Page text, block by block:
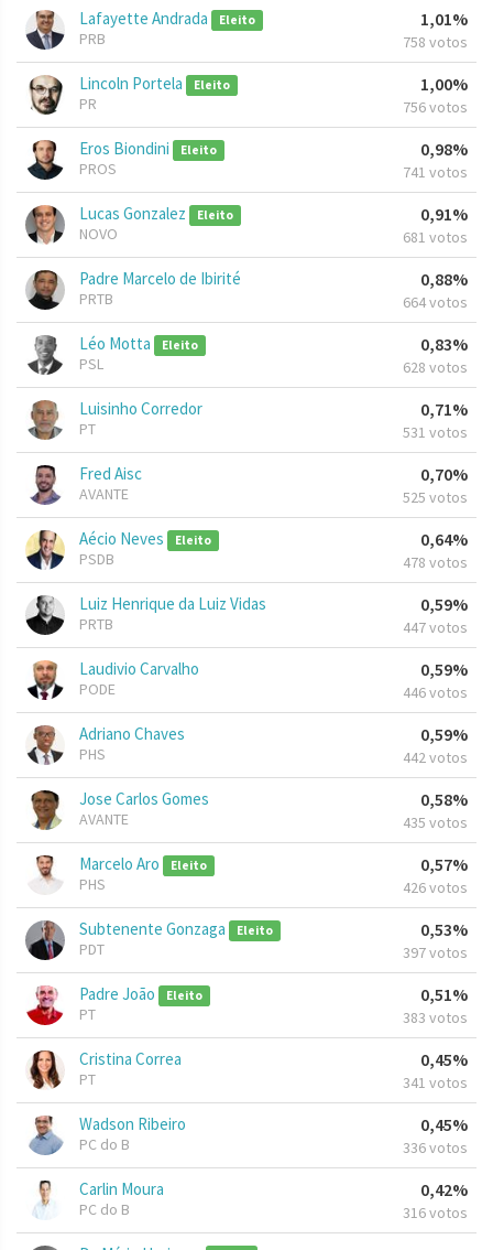
Lafayette Andrada Eleito
PRB
1,01%
758 votos
Lincoln Portela Eleito
PR
1,00%
756 votos
Eros Biondini Eleito
PROS
0,98%
741 votos
Lucas Gonzalez Eleito
NOVO
0,91%
681 votos
Padre Marcelo de Ibirité
PRTB
0,88%
664 votos
Léo Motta Eleito
PSL
0,83%
628 votos
Luisinho Corredor
PT
0,71%
531 votos
Fred Aisc
AVANTE
0,70%
525 votos
Aécio Neves Eleito
PSDB
0,64%
478 votos
Luiz Henrique da Luiz Vidas
PRTB
0,59%
447 votos
Laudivio Carvalho
PODE
0,59%
446 votos
Adriano Chaves
PHS
0,59%
442 votos
Jose Carlos Gomes
AVANTE
0,58%
435 votos
Marcelo Aro Eleito
PHS
0,57%
426 votos
Subtenente Gonzaga Eleito
PDT
0,53%
397 votos
Padre João Eleito
PT
0,51%
383 votos
Cristina Correa
PT
0,45%
341 votos
Wadson Ribeiro
PC do B
0,45%
336 votos
Carlin Moura
PC do B
0,42%
316 votos